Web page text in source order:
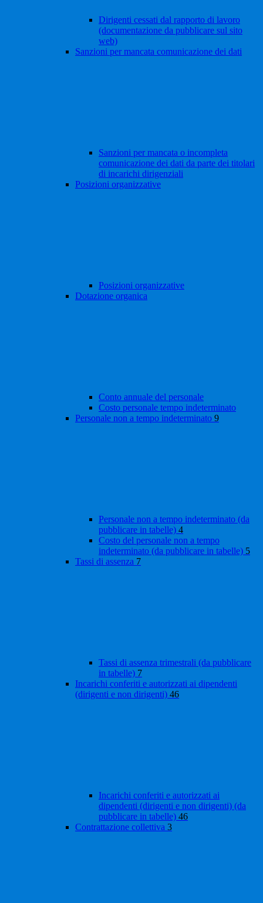
Dirigenti cessati dal rapporto di lavoro
(documentazione da pubblicare sul sito
web)
Sanzioni per mancata comunicazione dei dati
Sanzioni per mancata o incompleta
comunicazione dei dati da parte dei titolari
di incarichi dirigenziali
Posizioni organizzative
Posizioni organizzative
Dotazione organica
Conto annuale del personale
Costo personale tempo indeterminato
Personale non a tempo indeterminato 9
Personale non a tempo indeterminato (da
pubblicare in tabelle) 4
Costo del personale non a tempo
indeterminato (da pubblicare in tabelle) 5
Tassi di assenza 7
Tassi di assenza trimestrali (da pubblicare
in tabelle) 7
Incarichi conferiti e autorizzati ai dipendenti
(dirigenti e non dirigenti) 46
Incarichi conferiti e autorizzati ai
dipendenti (dirigenti e non dirigenti) (da
pubblicare in tabelle) 46
Contrattazione collettiva 3